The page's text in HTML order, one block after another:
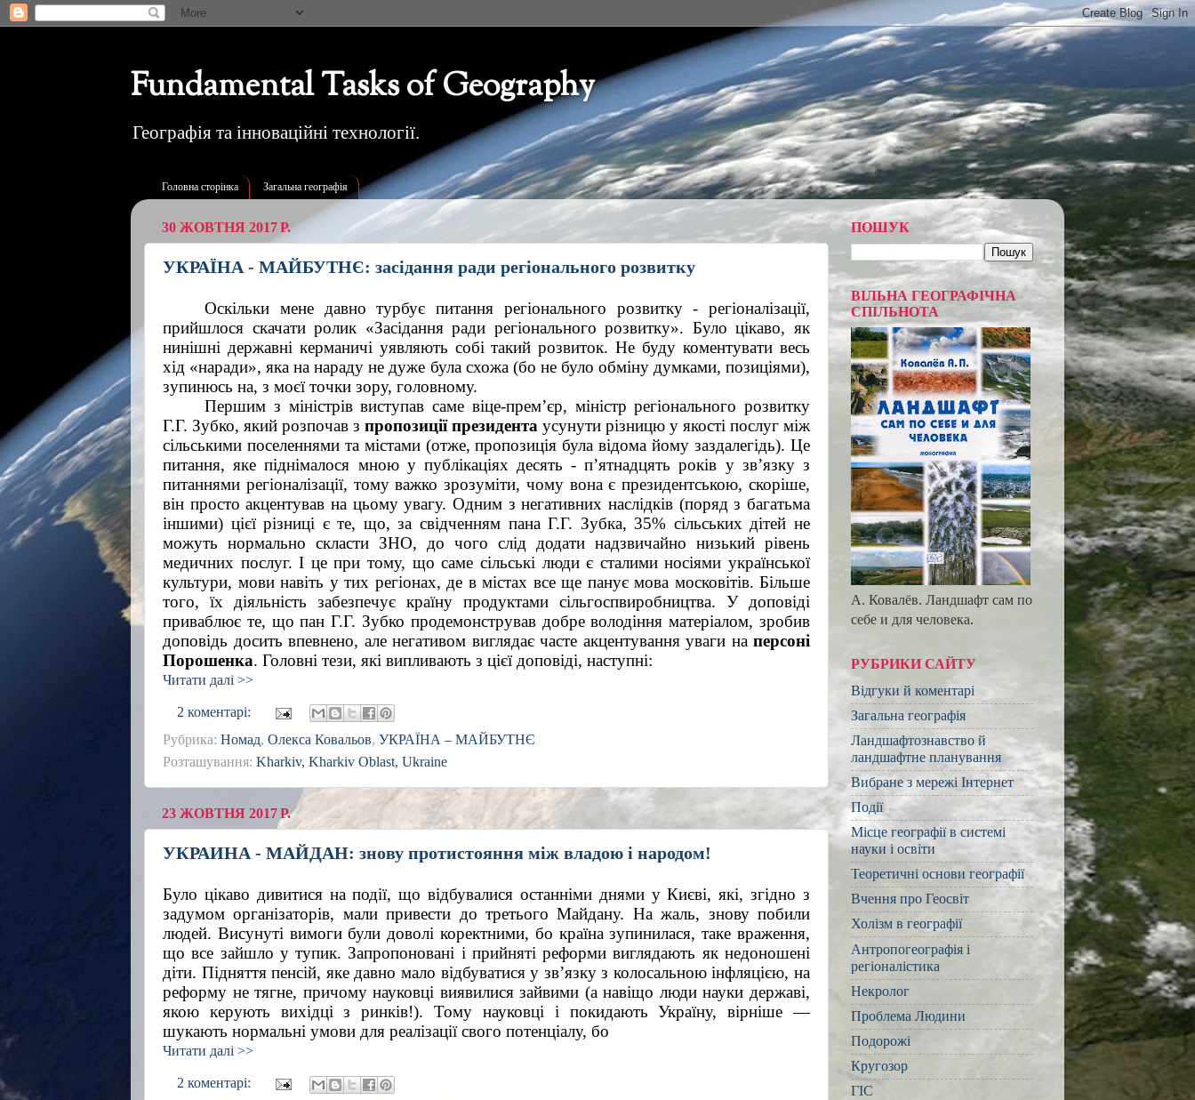
Fundamental Tasks of Geography
Географія та інноваційні технології.
Головна сторінка Загальна географія
30 ЖОВТНЯ 2017 Р.
УКРАЇНА - МАЙБУТНЄ: засідання ради регіонального розвитку
Оскільки мене давно турбує питання регіонального розвитку - регіоналізації,
прийшлося скачати ролик «Засідання ради регіонального розвитку». Було цікаво, як
нинішні державні керманичі уявляють собі такий розвиток. Не буду коментувати весь
хід «наради», яка на нараду не дуже була схожа (бо не було обміну думками, позиціями),
зупинюсь на, з моєї точки зору, головному.
Першим з міністрів виступав саме віце-прем’єр, міністр регіонального розвитку
Г.Г. Зубко, який розпочав з пропозиції президента усунути різницю у якості послуг між
сільськими поселеннями та містами (отже, пропозиція була відома йому заздалегідь). Це
питання, яке піднімалося мною у публікаціях десять - п’ятнадцять років у зв’язку з
питаннями регіоналізації, тому важко зрозуміти, чому вона є президентською, скоріше,
він просто акцентував на цьому увагу. Одним з негативних наслідків (поряд з багатьма
іншими) цієї різниці є те, що, за свідченням пана Г.Г. Зубка, 35% сільських дітей не
можуть нормально скласти ЗНО, до чого слід додати надзвичайно низький рівень
медичних послуг. І це при тому, що саме сільські люди є сталими носіями української
культури, мови навіть у тих регіонах, де в містах все ще панує мова московітів. Більше
того, їх діяльність забезпечує країну продуктами сільгоспвиробництва. У доповіді
приваблює те, що пан Г.Г. Зубко продемонстрував добре володіння матеріалом, зробив
доповідь досить впевнено, але негативом виглядає часте акцентування уваги на персоні
Порошенка. Головні тези, які випливають з цієї доповіді, наступні:
Читати далі >>
2 коментарі:
Рубрика: Номад, Олекса Ковальов, УКРАЇНА – МАЙБУТНЄ
Розташування: Kharkiv, Kharkiv Oblast, Ukraine
23 ЖОВТНЯ 2017 Р.
УКРАИНА - МАЙДАН: знову протистояння між владою і народом!
Було цікаво дивитися на події, що відбувалися останніми днями у Києві, які, згідно з
задумом організаторів, мали привести до третього Майдану. На жаль, знову побили
людей. Висунуті вимоги були доволі коректними, бо країна зупинилася, таке враження,
що все зайшло у тупик. Запропоновані і прийняті реформи виглядають як недоношені
діти. Підняття пенсій, яке давно мало відбуватися у зв’язку з колосальною інфляцією, на
реформу не тягне, причому науковці виявилися зайвими (а навіщо люди науки державі,
якою керують вихідці з ринків!). Тому науковці і покидають Україну, вірніше —
шукають нормальні умови для реалізації свого потенціалу, бо
Читати далі >>
2 коментарі:
ПОШУК
ВІЛЬНА ГЕОГРАФІЧНА
СПІЛЬНОТА
А. Ковалёв. Ландшафт сам по
себе и для человека.
РУБРИКИ САЙТУ
Відгуки й коментарі
Загальна географія
Ландшафтознавство й
ландшафтне планування
Вибране з мережі Інтернет
Події
Місце географії в системі
науки і освіти
Теоретичні основи географії
Вчення про Геосвіт
Холізм в географії
Антропогеографія і
регіоналістика
Некролог
Проблема Людини
Подорожі
Кругозор
ГІС